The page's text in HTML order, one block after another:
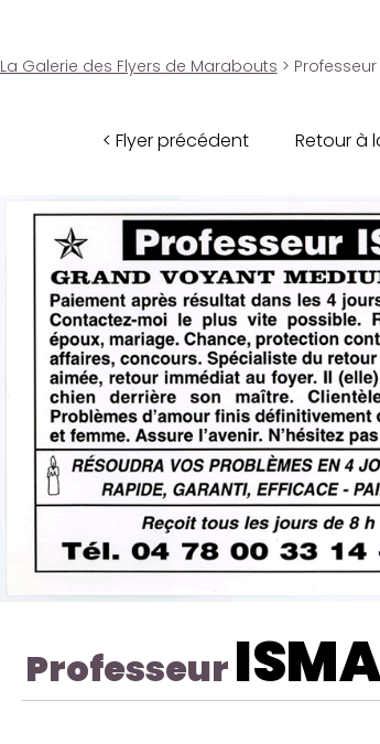
La Galerie des Flyers de Marabouts > Professeur
< Flyer précédent Retour à
Professeur